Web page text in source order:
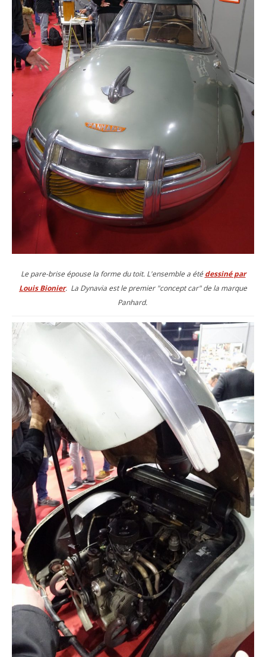
Le pare-brise épouse la forme du toit. L'ensemble a été dessiné par
Louis Bionier. La Dynavia est le premier "concept car" de la marque
Panhard.